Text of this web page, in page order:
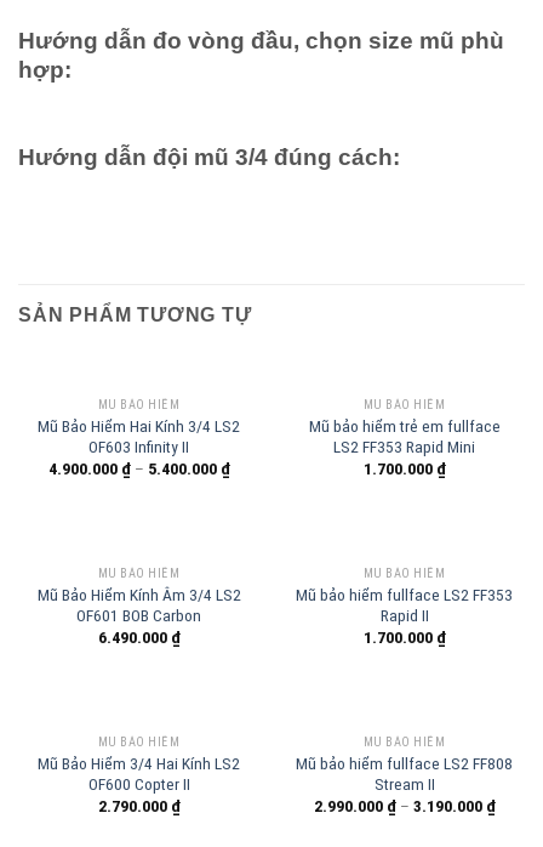
Hướng dẫn đo vòng đầu, chọn size mũ phù
hợp:
Hướng dẫn đội mũ 3/4 đúng cách:
SẢN PHẨM TƯƠNG TỰ
MŨ BẢO HIỂM
Mũ Bảo Hiểm Hai Kính 3/4 LS2
OF603 Infinity II
4.900.000 ₫– 5.400.000 ₫
MŨ BẢO HIỂM
Mũ bảo hiểm trẻ em fullface
LS2 FF353 Rapid Mini
1.700.000 ₫
MŨ BẢO HIỂM
Mũ Bảo Hiểm Kính Âm 3/4 LS2
OF601 BOB Carbon
6.490.000 ₫
MŨ BẢO HIỂM
Mũ bảo hiểm fullface LS2 FF353
Rapid II
1.700.000 ₫
MŨ BẢO HIỂM
Mũ Bảo Hiểm 3/4 Hai Kính LS2
OF600 Copter II
2.790.000 ₫
MŨ BẢO HIỂM
Mũ bảo hiểm fullface LS2 FF808
Stream II
2.990.000 ₫– 3.190.000 ₫